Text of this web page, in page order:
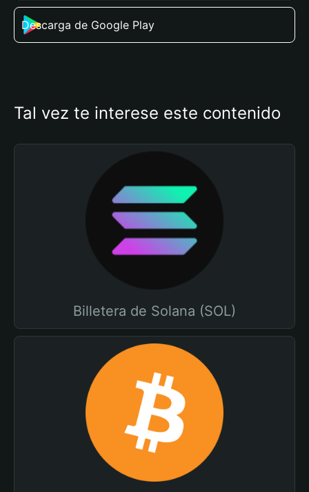
Descarga de Google Play
Tal vez te interese este contenido
Billetera de Solana (SOL)